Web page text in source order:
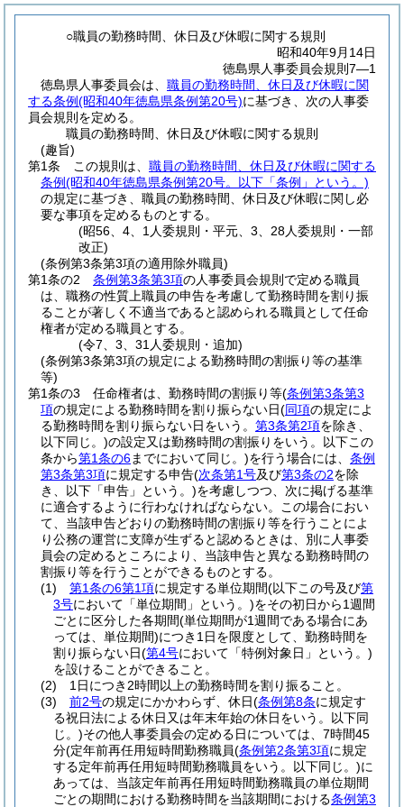
○職員の勤務時間、休日及び休暇に関する規則
昭和40年9月14日
徳島県人事委員会規則7―1
徳島県人事委員会は、 職員の勤務時間、休日及び休暇に関
する条例(昭和40年徳島県条例第20号)に基づき、次の人事委
員会規則を定める。
職員の勤務時間、休日及び休暇に関する規則
(趣旨)
第1条
この規則は、 職員の勤務時間、休日及び休暇に関する
条例(昭和40年徳島県条例第20号。以下「条例」という。)
の規定に基づき、職員の勤務時間、休日及び休暇に関し必
要な事項を定めるものとする。
(昭56、4、1人委規則・平元、3、28人委規則・一部
改正)
(条例第3条第3項の適用除外職員)
第1条の2
条例第3条第3項の人事委員会規則で定める職員
は、職務の性質上職員の申告を考慮して勤務時間を割り振
ることが著しく不適当であると認められる職員として任命
権者が定める職員とする。
(令7、3、31人委規則・追加)
(条例第3条第3項の規定による勤務時間の割振り等の基準
等)
第1条の3
任命権者は、勤務時間の割振り等(条例第3条第3
項の規定による勤務時間を割り振らない日(同項の規定によ
る勤務時間を割り振らない日をいう。 第3条第2項を除き、
以下同じ。)の設定又は勤務時間の割振りをいう。以下この
条から第1条の6までにおいて同じ。)を行う場合には、 条例
第3条第3項に規定する申告(次条第1号及び第3条の2を除
き、以下「申告」という。)を考慮しつつ、次に掲げる基準
に適合するように行わなければならない。この場合におい
て、当該申告どおりの勤務時間の割振り等を行うことによ
り公務の運営に支障が生ずると認めるときは、別に人事委
員会の定めるところにより、当該申告と異なる勤務時間の
割振り等を行うことができるものとする。
(1)
第1条の6第1項に規定する単位期間(以下この号及び第
3号において「単位期間」という。)をその初日から1週間
ごとに区分した各期間(単位期間が1週間である場合にあ
っては、単位期間)につき1日を限度として、勤務時間を
割り振らない日(第4号において「特例対象日」という。)
を設けることができること。
(2)
1日につき2時間以上の勤務時間を割り振ること。
(3)
前2号の規定にかかわらず、休日(条例第8条に規定す
る祝日法による休日又は年末年始の休日をいう。以下同
じ。)その他人事委員会の定める日については、7時間45
分(定年前再任用短時間勤務職員(条例第2条第3項に規定
する定年前再任用短時間勤務職員をいう。以下同じ。)に
あっては、当該定年前再任用短時間勤務職員の単位期間
ごとの期間における勤務時間を当該期間における条例第3